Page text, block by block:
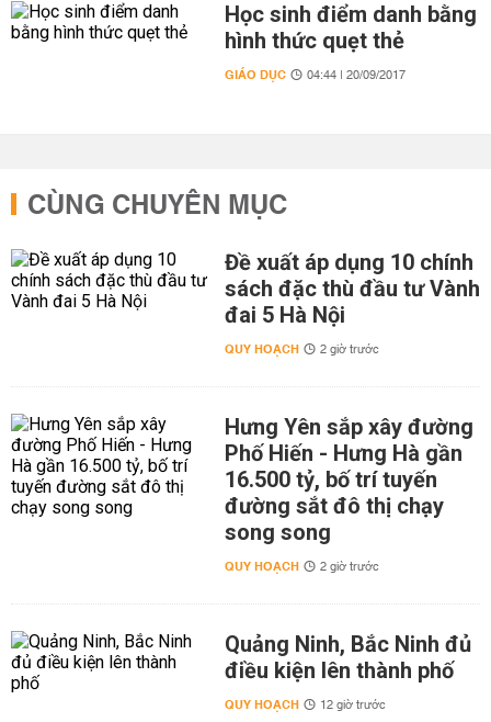
Học sinh điểm danh bằng
hình thức quẹt thẻ
GIÁO DỤC 04:44 | 20/09/2017
CÙNG CHUYÊN MỤC
Đề xuất áp dụng 10 chính
sách đặc thù đầu tư Vành
đai 5 Hà Nội
QUY HOẠCH 2 giờ trước
Hưng Yên sắp xây đường
Phố Hiến - Hưng Hà gần
16.500 tỷ, bố trí tuyến
đường sắt đô thị chạy
song song
QUY HOẠCH 2 giờ trước
Quảng Ninh, Bắc Ninh đủ
điều kiện lên thành phố
QUY HOẠCH 12 giờ trước